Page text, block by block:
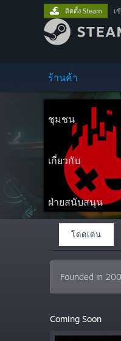
ร้านค้า
ชุมชน
เกี่ยวกับ
ฝ่ายสนับสนุน
ติดตั้ง Steam เ
โดดเด่น
Founded in
Coming Soon